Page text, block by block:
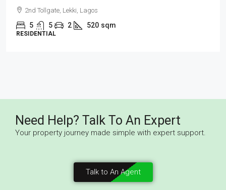
2nd Tollgate, Lekki, Lagos
5 5 2 520 sqm
RESIDENTIAL
Talk to An Agent
Need Help? Talk To An Expert
Your property journey made simple with expert support.